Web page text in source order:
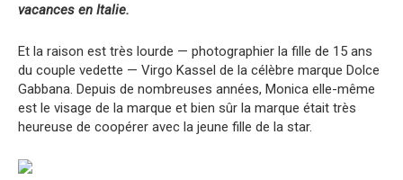
vacances en Italie.
Et la raison est très lourde — photographier la fille de 15 ans
du couple vedette — Virgo Kassel de la célèbre marque Dolce
Gabbana. Depuis de nombreuses années, Monica elle-même
est le visage de la marque et bien sûr la marque était très
heureuse de coopérer avec la jeune fille de la star.